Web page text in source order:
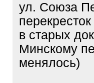
ул. Союза
в старых
Минскому
менялось)